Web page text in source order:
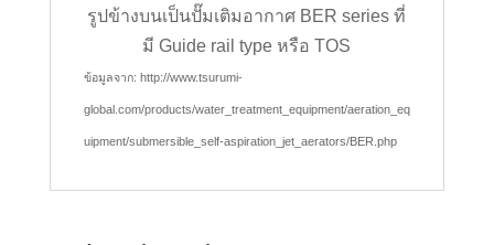
รูปข้างบนเป็นปั๊มเติมอากาศ BER series ที่
มี Guide rail type หรือ TOS
ข้อมูลจาก: http://www.tsurumi-
global.com/products/water_treatment_equipment/aeration_eq
uipment/submersible_self-aspiration_jet_aerators/BER.php